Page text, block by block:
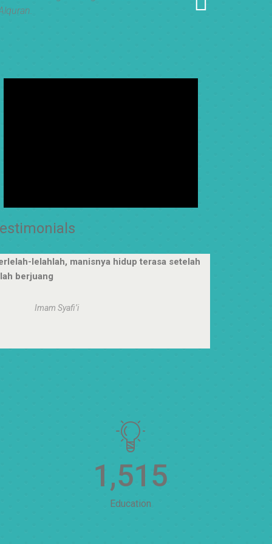
lelahlah, manisnya hidup terasa setelah
berjuang
Imam Syafi’i
1,522
Education